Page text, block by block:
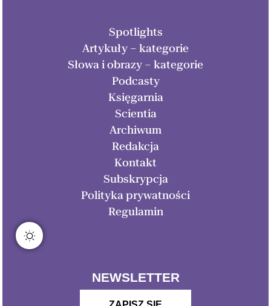
Spotlights
Artykuły – kategorie
Słowa i obrazy – kategorie
Podcasty
Księgarnia
Scientia
Archiwum
Redakcja
Kontakt
Subskrypcja
Polityka prywatności
Regulamin
NEWSLETTER